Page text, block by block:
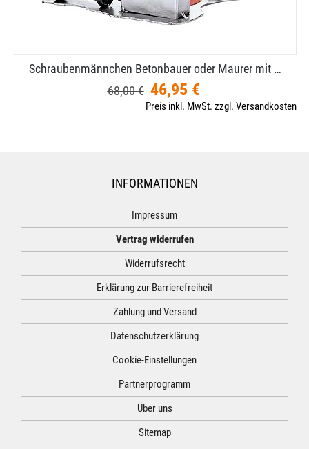
Schraubenmännchen Betonbauer oder Maurer mit …
68,00 € 46,95 €
Preis inkl. MwSt. zzgl. Versandkosten
INFORMATIONEN
Impressum
Vertrag widerrufen
Widerrufsrecht
Erklärung zur Barrierefreiheit
Zahlung und Versand
Datenschutzerklärung
Cookie-Einstellungen
Partnerprogramm
Über uns
Sitemap